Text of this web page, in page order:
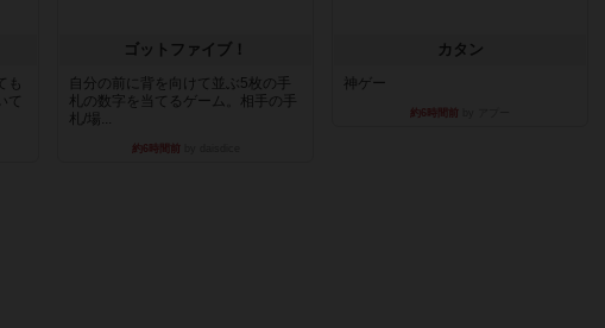
も
て
ゴットファイブ！
自分の前に背を向けて並ぶ5枚の手
札の数字を当てるゲーム。相手の手
札/場...
約6時間前
カタン
神ゲー
約6時間前